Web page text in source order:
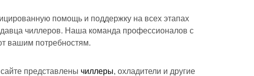
помощь и поддержку на всех этапах
чиллеров. Наша команда профессионалов с
вашим потребностям.
представлены чиллеры, охладители и другие